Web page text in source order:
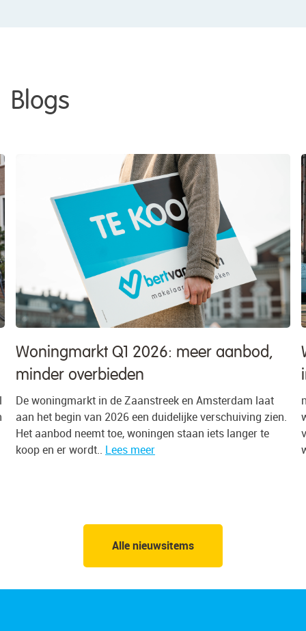
Blogs
Wat doet de huizenmarkt in Amsterdam
in 2026?
n het tweede kwartaal van 2026 werd 78% van alle
woningen in de gemeente Amsterdam verkocht boven de
vraagprijs, tegen 75% een kwartaal eerder. Gemiddeld
werd 7,1% meer betaald dan..
Alle nieuwsitems